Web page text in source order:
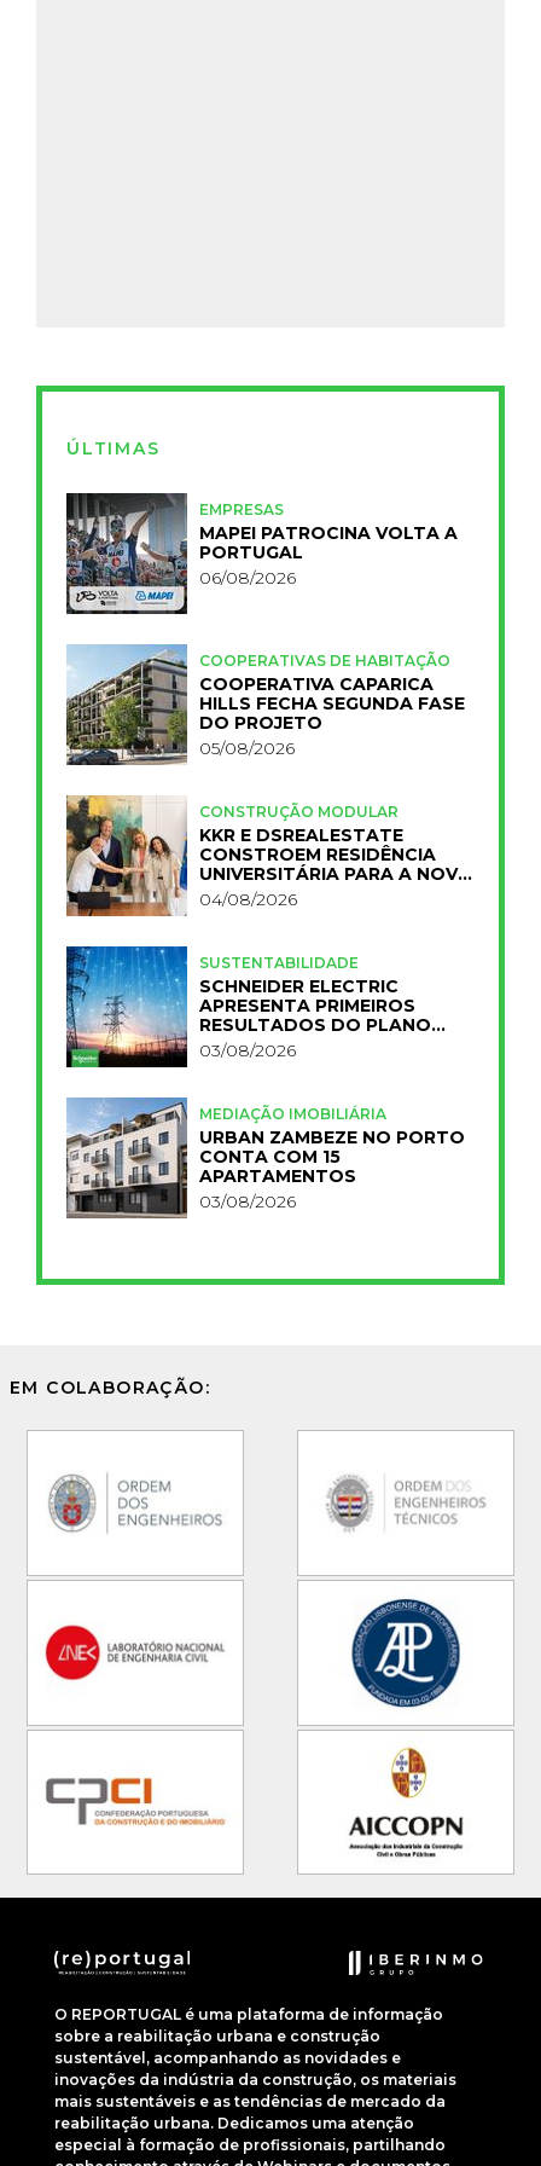
ÚLTIMAS
EMPRESAS
MAPEI PATROCINA VOLTA A
PORTUGAL
06/08/2026
COOPERATIVAS DE HABITAÇÃO
COOPERATIVA CAPARICA
HILLS FECHA SEGUNDA FASE
DO PROJETO
05/08/2026
CONSTRUÇÃO MODULAR
KKR E DSREALESTATE
CONSTROEM RESIDÊNCIA
UNIVERSITÁRIA PARA A NOVA
FCT
04/08/2026
SUSTENTABILIDADE
SCHNEIDER ELECTRIC
APRESENTA PRIMEIROS
RESULTADOS DO PLANO
IMPACT 2030
03/08/2026
MEDIAÇÃO IMOBILIÁRIA
URBAN ZAMBEZE NO PORTO
CONTA COM 15
APARTAMENTOS
03/08/2026
EM COLABORAÇÃO:
O REPORTUGAL é uma plataforma de informação
sobre a reabilitação urbana e construção
sustentável, acompanhando as novidades e
inovações da indústria da construção, os materiais
mais sustentáveis e as tendências de mercado da
reabilitação urbana. Dedicamos uma atenção
especial à formação de profissionais, partilhando